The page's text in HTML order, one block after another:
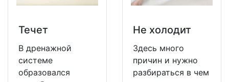
Течет
В дренажной
системе
образовался
Не холодит
Здесь много
причин и нужно
разбираться в чем